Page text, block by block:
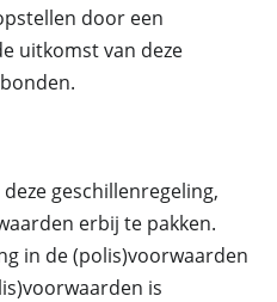
door een
uitkomst van deze
geschillenregeling,
erbij te pakken.
in de (polis)voorwaarden
is